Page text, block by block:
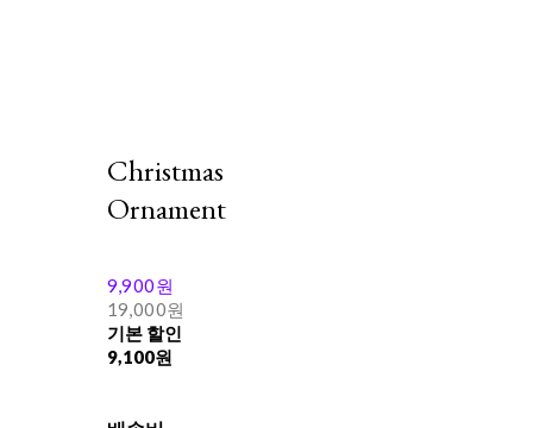
Christmas
Ornament
9,900원
19,000원
기본 할인
9,100원